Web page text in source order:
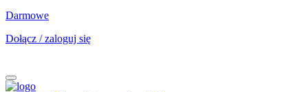
Darmowe
Dołącz / zaloguj się